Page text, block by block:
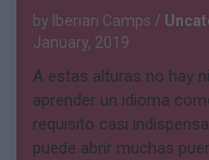
by Iberian Camps /
January, 2019
A estas alturas no hay
aprender un idioma
requisito casi
puede abrir muchas